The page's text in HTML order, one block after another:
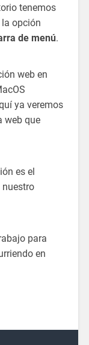
tenemos
opción
de menú.
web en
ya veremos
web que
es el
para
en